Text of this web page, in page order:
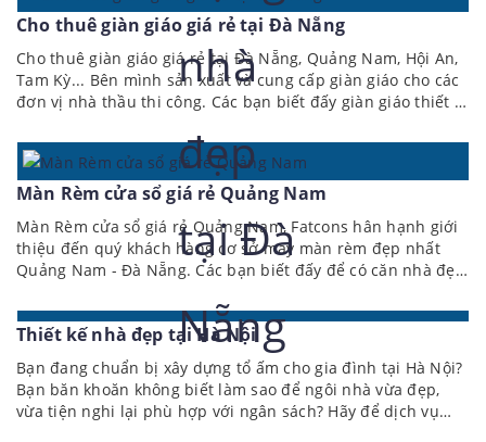
Cho thuê giàn giáo giá rẻ tại Đà Nẵng
Cho thuê giàn giáo giá rẻ tại Đà Nẵng, Quảng Nam, Hội An,
Tam Kỳ... Bên mình sản xuất và cung cấp giàn giáo cho các
đơn vị nhà thầu thi công. Các bạn biết đấy giàn giáo thiết bị
thầu đều cần phải đầu tư hoặc thuê lại để thi công. Giàn
giáo thi công là một giàn giáo được sử dụng để cung cấp
dịch vụ tiện ích của một công trình. Điều này có thể bao
gồm nhiều nhiệm vụ, chẳng hạn như kết nối...
Màn Rèm cửa sổ giá rẻ Quảng Nam
Màn Rèm cửa sổ giá rẻ Quảng Nam, Fatcons hân hạnh giới
thiệu đến quý khách hàng cơ sở may màn rèm đẹp nhất
Quảng Nam - Đà Nẵng. Các bạn biết đấy để có căn nhà đẹp
các nhà xưởng làm nội thất đến xưởng may rèm màn trang
trí. Để mang lại giải pháp thiết kế nhà đẹp và thi công toàn
vẹn nhất. Hiện nay các cơ sở may rèm màn, sản xuất rèm
màn đẹp nhất Quảng Nam - Đà Nẵng. Thợ giỏi và...
Thiết kế nhà đẹp tại Hà Nội
Bạn đang chuẩn bị xây dựng tổ ấm cho gia đình tại Hà Nội?
Bạn băn khoăn không biết làm sao để ngôi nhà vừa đẹp,
vừa tiện nghi lại phù hợp với ngân sách? Hãy để dịch vụ